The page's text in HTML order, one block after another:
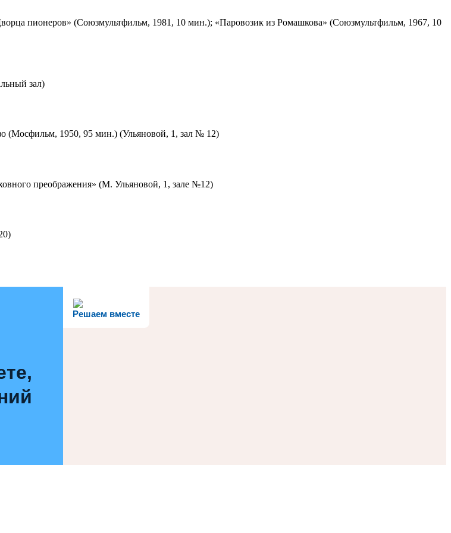
пионеров» (Союзмультфильм, 1981, 10 мин.); «Паровозик из Ромашкова» (Союзмультфильм, 1967, 10
зал)
(Мосфильм, 1950, 95 мин.) (Ульяновой, 1, зал № 12)
преображения» (М. Ульяновой, 1, зале №12)
Решаем вместе